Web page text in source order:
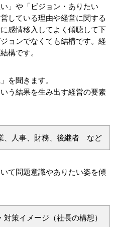
」や「ビジョン・ありたい
している理由や経営に関する
感情移入してよく傾聴して下
ョンでなくても結構です。経
構です。
を聞きます。
う結果を生み出す経営の要素
、人事、財務、後継者 など
て問題意識やありたい姿を傾
策イメージ（社長の構想）